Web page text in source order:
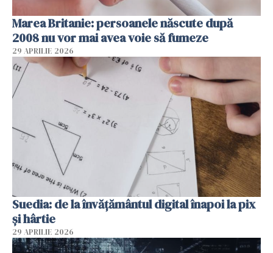
Marea Britanie: persoanele născute după
2008 nu vor mai avea voie să fumeze
29 APRILIE 2026
Suedia: de la învățământul digital înapoi la pix
și hârtie
29 APRILIE 2026